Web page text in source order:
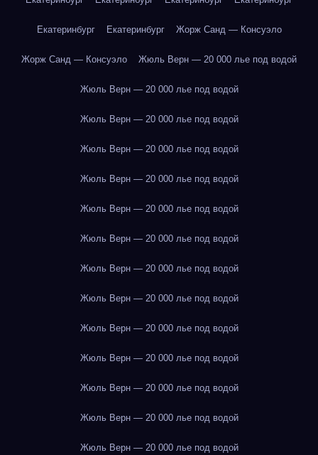
Екатеринбург Екатеринбург Жорж Санд — Консуэло
Жорж Санд — Консуэло Жюль Верн — 20 000 лье под водой
Жюль Верн — 20 000 лье под водой
Жюль Верн — 20 000 лье под водой
Жюль Верн — 20 000 лье под водой
Жюль Верн — 20 000 лье под водой
Жюль Верн — 20 000 лье под водой
Жюль Верн — 20 000 лье под водой
Жюль Верн — 20 000 лье под водой
Жюль Верн — 20 000 лье под водой
Жюль Верн — 20 000 лье под водой
Жюль Верн — 20 000 лье под водой
Жюль Верн — 20 000 лье под водой
Жюль Верн — 20 000 лье под водой
Жюль Верн — 20 000 лье под водой